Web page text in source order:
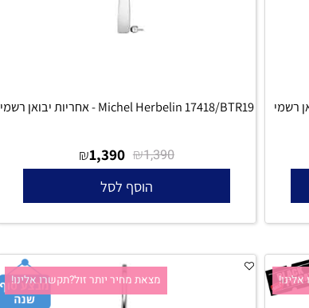
Michel Herbelin 17418/BTR19 - אחריות יבואן רשמי
₪1,390
₪1,390
הוסף לסל